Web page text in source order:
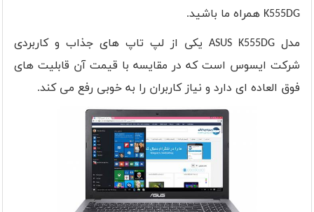
K555DG همراه ما باشید.
مدل ASUS K555DG یکی از لپ تاپ های جذاب و کاربردی
شرکت ایسوس است که در مقایسه با قیمت آن قابلیت های
فوق العاده ای دارد و نیاز کاربران را به خوبی رفع می کند.